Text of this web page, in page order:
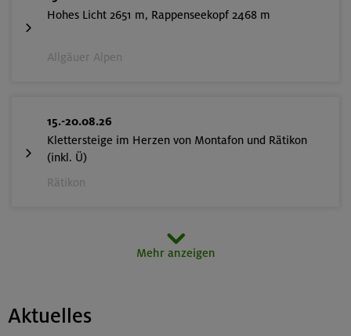
Hohes Licht 2651 m, Rappenseekopf 2468 m
Allgäuer Alpen
15.-20.08.26
Klettersteige im Herzen von Montafon und Rätikon
(inkl. Ü)
Rätikon
Chiemgauer Alpen
Mehr anzeigen
Aktuelles